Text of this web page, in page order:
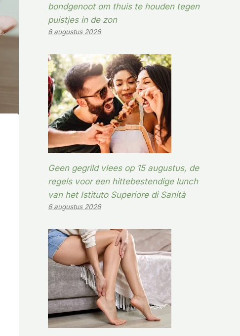
bondgenoot om thuis te houden tegen
puistjes in de zon
6 augustus 2026
Geen gegrild vlees op 15 augustus, de
regels voor een hittebestendige lunch
van het Istituto Superiore di Sanità
6 augustus 2026